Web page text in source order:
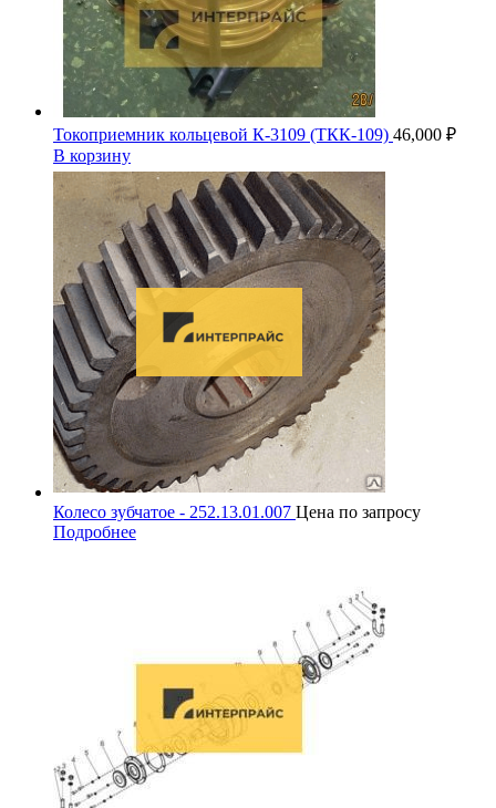
Токоприемник кольцевой К-3109 (ТКК-109) 46,000 ₽
В корзину
Колесо зубчатое - 252.13.01.007 Цена по запросу
Подробнее